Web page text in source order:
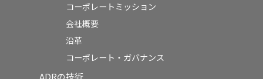
コーポレートミッション
会社概要
沿革
コーポレート・ガバナンス
ADRの技術